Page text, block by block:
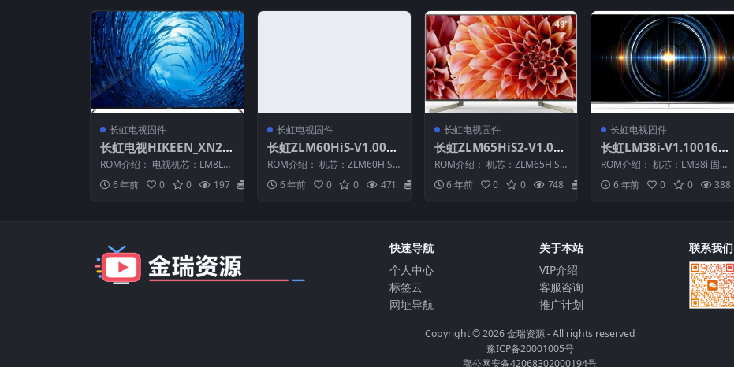
长虹电视固件
长虹电视HIKEEN_XN2A
_iDT_2_32D3700i(LM8
L)_V1.00011_U盘刷机固
件
ROM介绍： 电视机芯：LM8L
固件大小：403M 此数据包含有
升级方法,此文...
6 年前 0 0 197
长虹电视固件
长虹ZLM60HiS-V1.0001
2版本USB整机软件刷机
固件下载
ROM介绍： 机芯：ZLM60HiS
固件版本：V1.00012 适用机
型：请以...
6 年前 0 0 471
长虹电视固件
长虹ZLM65HiS2-V1.000
35版本USB整机软件刷机
固件下载
ROM介绍： 机芯：ZLM65HiS2
固件版本：V1.00035 适用机
型：请...
6 年前 0 0 748
长虹电视固件
长虹LM38i-V1.10016整
机原厂刷机固件下载
ROM介绍： 机芯：LM38i 固件
版本：V1.10016 适用机型：请
以机芯为...
6 年前 0 0 388
快速导航
个人中心
标签云
网址导航
关于本站
VIP介绍
客服咨询
推广计划
联系我们
Copyright © 2026金瑞资源- All rights reserved
豫ICP备20001005号
鄂公网安备42068302000194号